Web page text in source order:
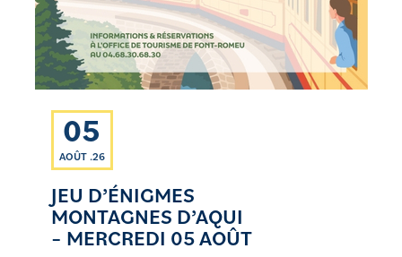
05
AOÛT .26
JEU D’ÉNIGMES
MONTAGNES D’AQUI
– MERCREDI 05 AOÛT